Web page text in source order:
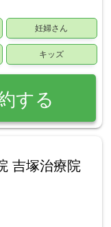
妊婦さん
キッズ
する
吉塚治療院